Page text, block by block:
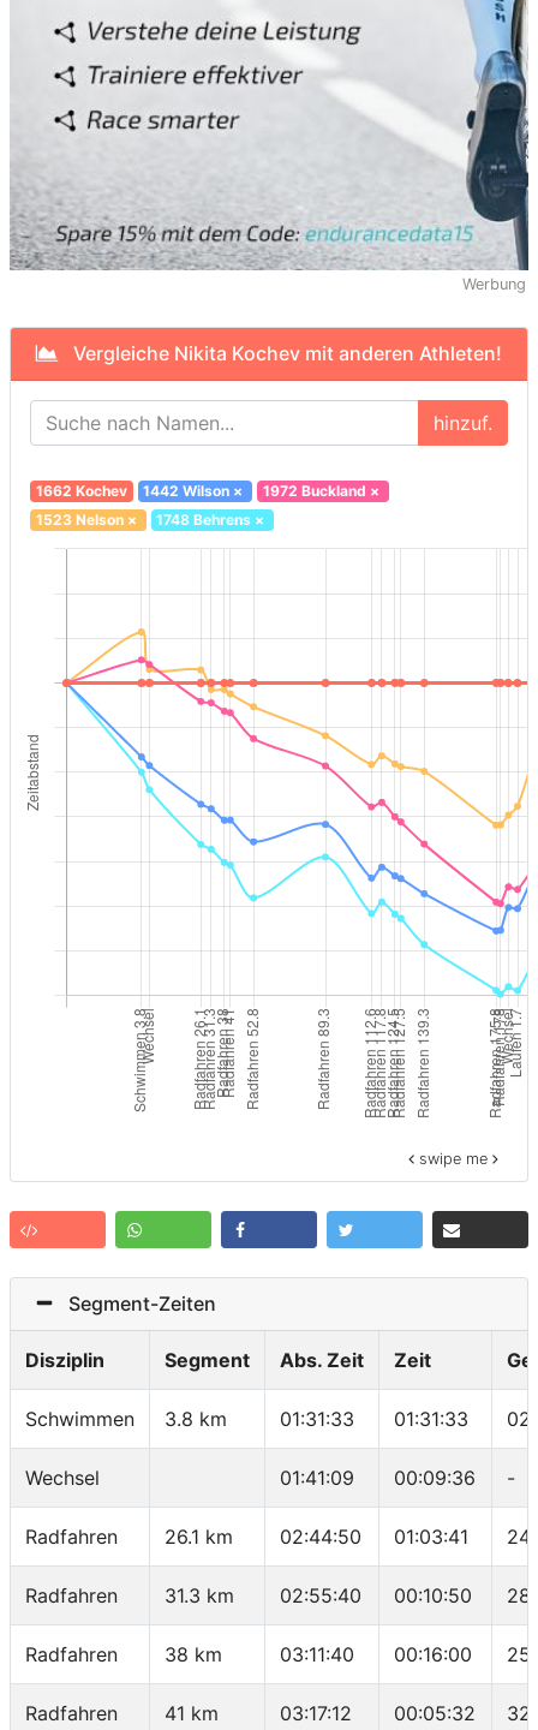
Werbung
Vergleiche Nikita Kochev mit anderen Athleten!
hinzuf.
1662 Kochev 1442 Wilson × 1972 Buckland ×
1523 Nelson× 1748 Behrens ×
swipe me
Segment-Zeiten
Disziplin Segment Abs. Zeit Zeit
Schwimmen 3.8 km 01:31:33 01:31:33
Wechsel 01:41:09 00:09:36 -
Radfahren 26.1 km 02:44:50 01:03:41
Radfahren 31.3 km 02:55:40 00:10:50
Radfahren 38 km 03:11:40 00:16:00
Radfahren 41 km 03:17:12 00:05:32